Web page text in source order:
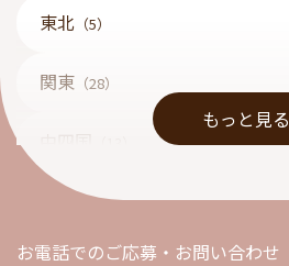
東北 （5）
関東 （28）
（1）
もっと見る
お電話でのご応募・お問い合わせ